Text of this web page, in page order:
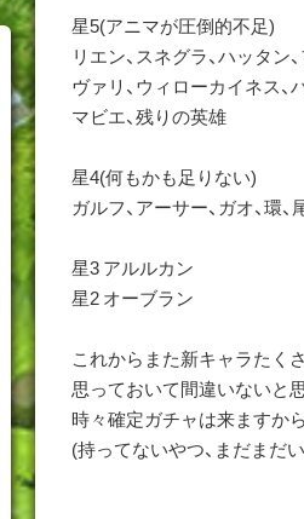
星5(アニマが圧倒的不足)
リエン、スネグラ、ハッタン
ヴァリ、ウィローカイネス、
マビエ、残りの英雄
星4(何もかも足りない)
ガルフ、アーサー、ガオ、環
星3 アルルカン
星2 オーブラン
これからまた新キャラたく
思っておいて間違いないと
時々確定ガチャは来ますか
(持ってないやつ、まだまだ